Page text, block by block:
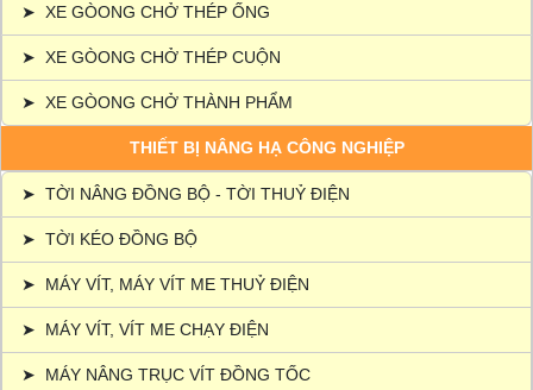
➤ XE GÒONG CHỞ THÉP ỐNG
➤ XE GÒONG CHỞ THÉP CUỘN
➤ XE GÒONG CHỞ THÀNH PHẨM
THIẾT BỊ NÂNG HẠ CÔNG NGHIỆP
➤ TỜI NÂNG ĐỒNG BỘ - TỜI THUỶ ĐIỆN
➤ TỜI KÉO ĐỒNG BỘ
➤ MÁY VÍT, MÁY VÍT ME THUỶ ĐIỆN
➤ MÁY VÍT, VÍT ME CHẠY ĐIỆN
➤ MÁY NÂNG TRỤC VÍT ĐỒNG TỐC